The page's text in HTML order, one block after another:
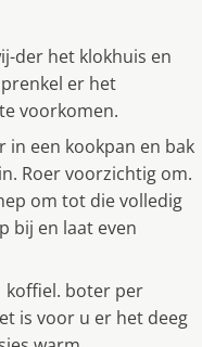
der het klokhuis en
er het
voorkomen.
in een kookpan en bak
Roer voorzichtig om.
om tot die volledig
bij en laat even
koffiel. boter per
is voor u er het deeg